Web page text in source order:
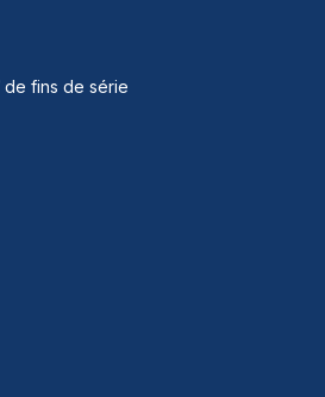
fins de série